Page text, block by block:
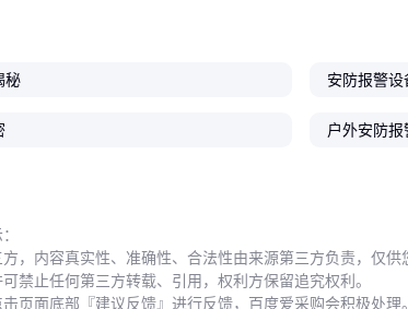
每季度检查防水
系统误报的常见原
秘 安防报警设
户外安防
，内容真实性、准确性、合法性由来源第三方负责，仅供
禁止任何第三方转载、引用，权利方保留追究权利。
页面底部『建议反馈』进行反馈，百度爱采购会积极处理。